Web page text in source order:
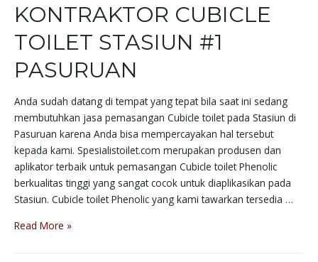
KONTRAKTOR CUBICLE
TOILET STASIUN #1
PASURUAN
Anda sudah datang di tempat yang tepat bila saat ini sedang
membutuhkan jasa pemasangan Cubicle toilet pada Stasiun di
Pasuruan karena Anda bisa mempercayakan hal tersebut
kepada kami. Spesialistoilet.com merupakan produsen dan
aplikator terbaik untuk pemasangan Cubicle toilet Phenolic
berkualitas tinggi yang sangat cocok untuk diaplikasikan pada
Stasiun. Cubicle toilet Phenolic yang kami tawarkan tersedia …
Read More »